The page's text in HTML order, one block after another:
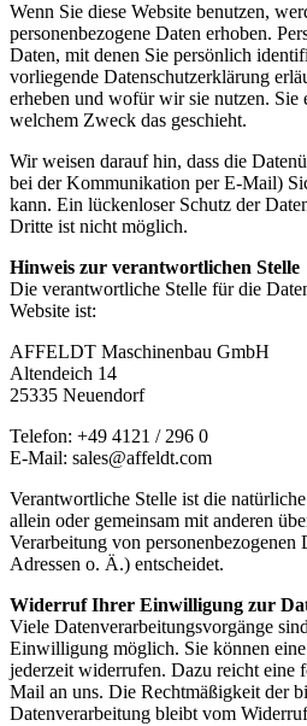
Wenn Sie diese Website benutzen,
personenbezogene Daten erhoben.
Daten, mit denen Sie persönlich
vorliegende Datenschutzerklärung
erheben und wofür wir sie nutzen. Sie
welchem Zweck das geschieht.
Wir weisen darauf hin, dass die
bei der Kommunikation per E-Mail)
kann. Ein lückenloser Schutz der
Dritte ist nicht möglich.
Hinweis zur verantwortlichen Stelle
Die verantwortliche Stelle für die
Website ist:
AFFELDT Maschinenbau GmbH
Altendeich 14
25335 Neuendorf
Telefon: +49 4121 / 296 0
E-Mail: sales@affeldt.com
Verantwortliche Stelle ist die
allein oder gemeinsam mit anderen
Verarbeitung von
Adressen o. Ä.) entscheidet.
Widerruf Ihrer Einwilligung zur
Viele Datenverarbeitungsvorgänge
Einwilligung möglich. Sie können
jederzeit widerrufen. Dazu reicht eine
Mail an uns. Die Rechtmäßigkeit der
Datenverarbeitung bleibt vom